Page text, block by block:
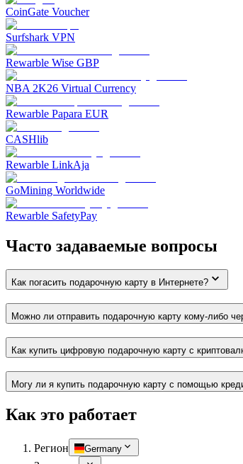
CoinGate Voucher
Surfshark VPN
Rewarble Wise GBP
NBA 2K26 Virtual Currency
Rewarble Papara EUR
CASHlib
Rewarble LinkAja
GoMining Worldwide
Rewarble SafetyPay
Часто задаваемые вопросы
Как погасить подарочную карту в Интернете?
Можно ли отправить подарочную карту кому-либо
Как купить цифровую подарочную карту с
Могу ли я купить подарочную карту с помощью
Как это работает
Регион Germany